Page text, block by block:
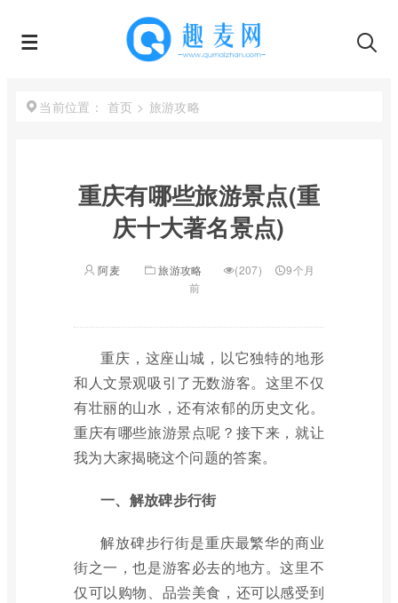
当前位置： 首页 > 旅游攻略
重庆有哪些旅游景点(重
庆十大著名景点)
阿麦 旅游攻略 (207)
9个月
前
重庆，这座山城，以它独特的地形
和人文景观吸引了无数游客。这里不仅
有壮丽的山水，还有浓郁的历史文化。
重庆有哪些旅游景点呢？接下来，就让
我为大家揭晓这个问题的答案。
一、解放碑步行街
解放碑步行街是重庆最繁华的商业
街之一，也是游客必去的地方。这里不
仅可以购物、品尝美食，还可以感受到